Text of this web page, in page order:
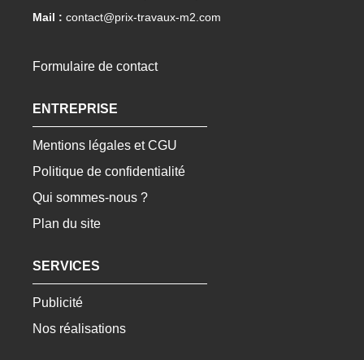
Mail : contact@prix-travaux-m2.com
Formulaire de contact
ENTREPRISE
Mentions légales et CGU
Politique de confidentialité
Qui sommes-nous ?
Plan du site
SERVICES
Publicité
Nos réalisations